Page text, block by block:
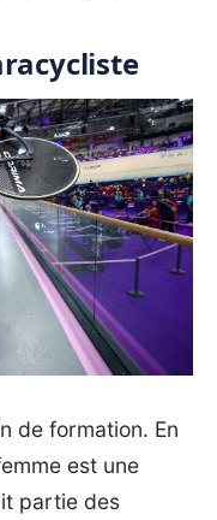
de formation. En
est une
partie des